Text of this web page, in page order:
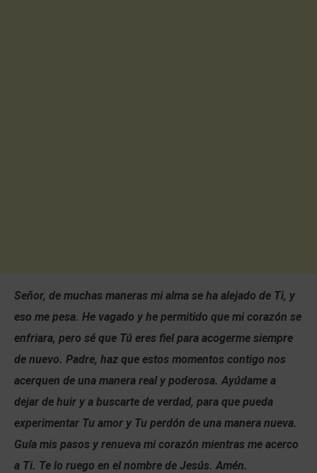
Señor, de muchas maneras mi alma se ha alejado de Ti, y
eso me pesa. He vagado y he permitido que mi corazón se
enfriara, pero sé que Tú eres fiel para acogerme siempre
de nuevo. Padre, haz que estos momentos contigo nos
acerquen de una manera real y poderosa. Ayúdame a
dejar de huir y a buscarte de verdad, para que pueda
experimentar Tu amor y Tu perdón de una manera nueva.
Guía mis pasos y renueva mi corazón mientras me acerco
a Ti. Te lo ruego en el nombre de Jesús. Amén.